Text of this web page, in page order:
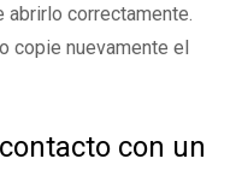
correctamente.
copie nuevamente el
con un